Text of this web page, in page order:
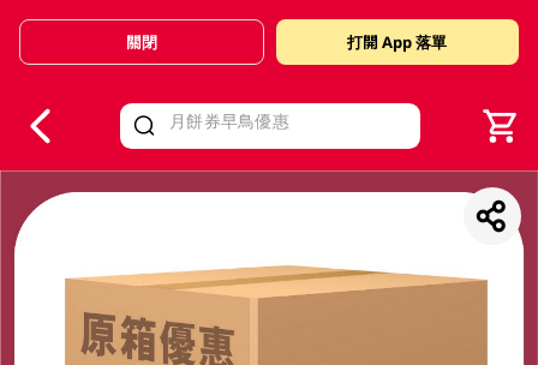
Valid Until 30 June 2026
關閉 打開 App 落單